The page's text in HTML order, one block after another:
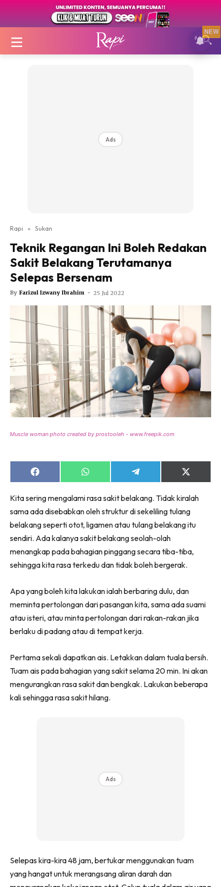
Login|Register
Nutrisi
Info COVID-19
Video
Fit Rapi
Glow Up Rapi
Hub Ideaktiv
Dapatkan cerita, perkongsian dan info menarik. Free
Dengan ini saya bersetuju denganTerma Penggunaan dan
Polisi Privasi
Langganan anda telah diterima. Terima kasih!
Lubuk konten Kesihatan dan penjagaan diri
segalanya di seeNI. Rapi kini di seeNI.
Download sekarang!
Ads
Rapi » Sukan
Teknik Regangan Ini Boleh Redakan
Sakit Belakang Terutamanya
Selepas Bersenam
By Farizul Izwany Ibrahim - 25 Jul 2022
Muscle woman photo created by prostooleh - www.freepik.com
Share
on
Share
on
Share
on
Share
on
(Twitter)
Kita sering mengalami rasa sakit belakang. Tidak kiralah
sama ada disebabkan oleh struktur di sekeliling tulang
belakang seperti otot, ligamen atau tulang belakang itu
sendiri. Ada kalanya sakit belakang seolah-olah
menangkap pada bahagian pinggang secara tiba-tiba,
sehingga kita rasa terkedu dan tidak boleh bergerak.
Apa yang boleh kita lakukan ialah berbaring dulu, dan
meminta pertolongan dari pasangan kita, sama ada suami
atau isteri, atau minta pertolongan dari rakan-rakan jika
berlaku di padang atau di tempat kerja.
Pertama sekali dapatkan ais. Letakkan dalam tuala bersih.
Tuam ais pada bahagian yang sakit selama 20 min. Ini akan
mengurangkan rasa sakit dan bengkak. Lakukan beberapa
kali sehingga rasa sakit hilang.
Ads
Selepas kira-kira 48 jam, bertukar menggunakan tuam
yang hangat untuk merangsang aliran darah dan
NEW